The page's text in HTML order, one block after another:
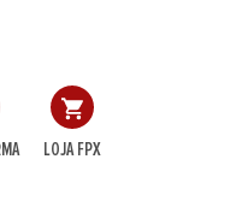
LOJA FPX